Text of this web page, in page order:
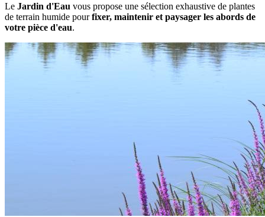
Le Jardin d'Eau vous propose une sélection exhaustive de plantes
de terrain humide pourfixer, maintenir et paysager les abords de
votre pièce d'eau.